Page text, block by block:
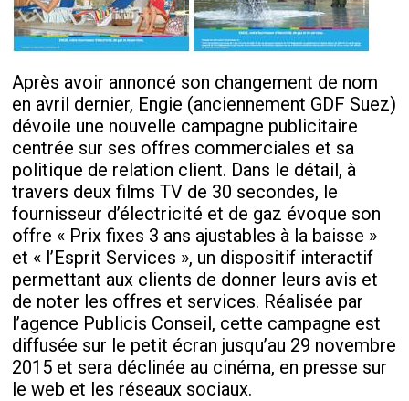
Après avoir annoncé son changement de nom
en avril dernier, Engie (anciennement GDF Suez)
dévoile une nouvelle campagne publicitaire
centrée sur ses offres commerciales et sa
politique de relation client. Dans le détail, à
travers deux films TV de 30 secondes, le
fournisseur d’électricité et de gaz évoque son
offre « Prix fixes 3 ans ajustables à la baisse »
et « l’Esprit Services », un dispositif interactif
permettant aux clients de donner leurs avis et
de noter les offres et services. Réalisée par
l’agence Publicis Conseil, cette campagne est
diffusée sur le petit écran jusqu’au 29 novembre
2015 et sera déclinée au cinéma, en presse sur
le web et les réseaux sociaux.